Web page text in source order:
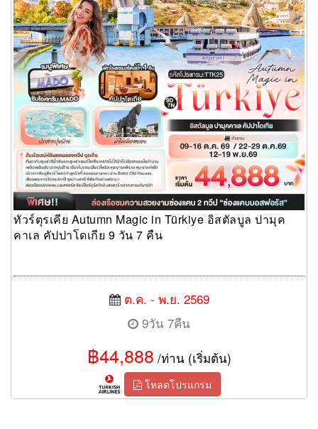
ทัวร์ตุรเคีย Autumn Magic in Türkiye อิสตัลบูล ปามุค
คาเล คัปปาโดเกีย 9 วัน 7 คืน
ต.ค. - พ.ย. 2569
9วัน 7คืน
฿44,888 /ท่าน (เริ่มต้น)
โหลดโปรแกรม